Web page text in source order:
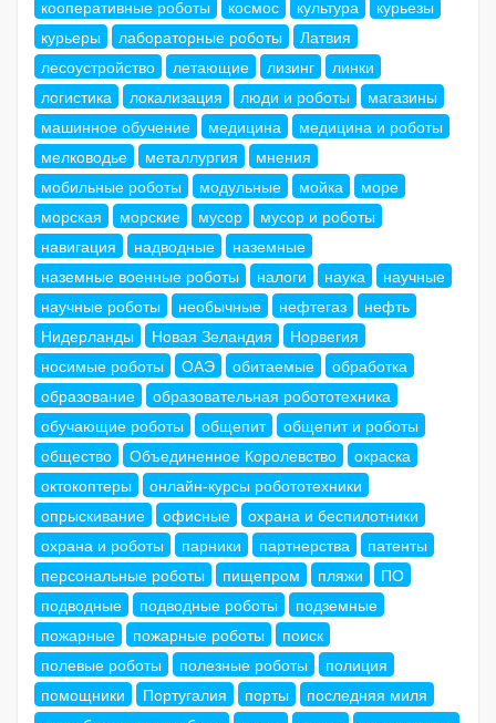
кооперативные роботы
космос культура
курьезы
курьеры
лабораторные роботы
Латвия
лесоустройство
летающие лизинг
линки
логистика
локализация люди и роботы
магазины
машинное обучение
медицина
медицина и роботы
мелководье
металлургия
мнения
мобильные роботы
модульные мойка
море
морская
морские мусор
мусор и роботы
навигация
надводные
наземные
наземные военные роботы
налоги наука
научные
научные роботы
необычные нефтегаз
нефть
Нидерланды
Новая Зеландия
Норвегия
носимые роботы
ОАЭ обитаемые
обработка
образование
образовательная робототехника
обучающие роботы
общепит
общепит и роботы
общество
Объединенное Королевство
окраска
октокоптеры
онлайн-курсы робототехники
опрыскивание
офисные
охрана и беспилотники
охрана и роботы
парники партнерства
патенты
персональные роботы
пищепром пляжи
ПО
подводные
подводные роботы
подземные
пожарные
пожарные роботы
поиск
полевые роботы
полезные роботы
полиция
помощники
Португалия порты
последняя миля